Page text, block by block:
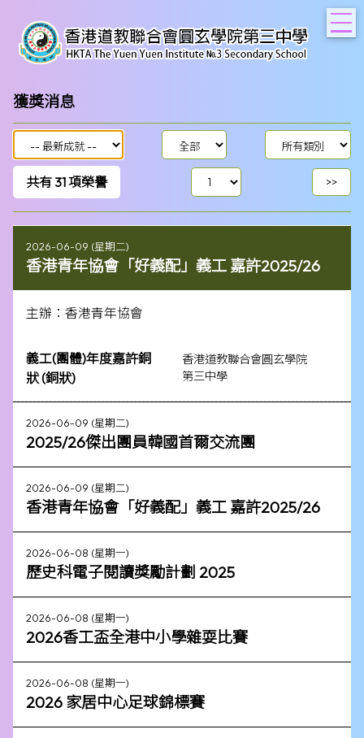
獲獎消息
共有 31項榮譽
2026-06-09 (星期二)
香港青年協會「好義配」義工 嘉許2025/26
主辦：香港青年協會
義工(團體)年度嘉許銅
狀 (銅狀)
香港道教聯合會圓玄學院
第三中學
2026-06-09 (星期二)
2025/26傑出團員韓國首爾交流團
2026-06-09 (星期二)
香港青年協會「好義配」義工 嘉許2025/26
2026-06-08 (星期一)
歷史科電子閱讀獎勵計劃 2025
2026-06-08 (星期一)
2026香工盃全港中小學雜耍比賽
2026-06-08 (星期一)
2026 家居中心足球錦標賽